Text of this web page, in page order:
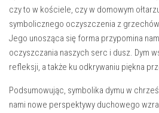
czy to ⁢w ⁤kościele, ‍czy w domowym
symbolicznego ⁤oczyszczenia z‌
Jego unosząca się forma przypomina
⁣oczyszczania ​naszych serc i dusz. Dym
refleksji, a także ku ⁣odkrywaniu piękna
Podsumowując, symbolika dymu w
nami nowe perspektywy duchowego